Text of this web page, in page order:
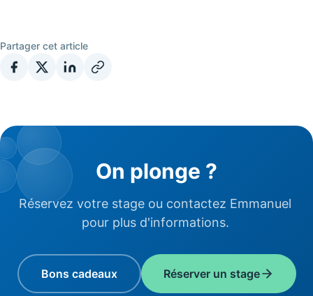
Partager cet article
On plonge ?
Réservez votre stage ou contactez Emmanuel
pour plus d'informations.
Bons cadeaux Réserver un stage